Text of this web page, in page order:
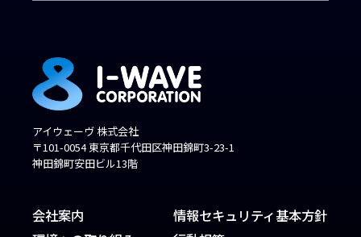
アイウェーヴ 株式会社
〒101-0054 東京都千代田区神田錦町3-23-1
神田錦町安田ビル13階
会社案内
情報セキュリティ基本方針